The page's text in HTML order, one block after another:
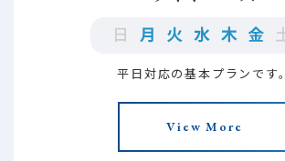
平日対応の基本プランです。
View More